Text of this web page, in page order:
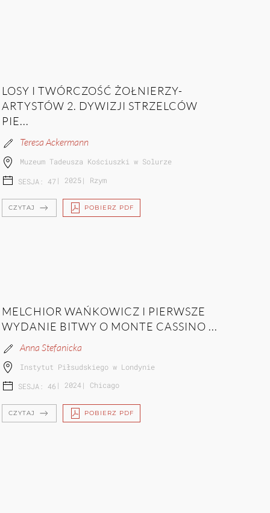
LOSY I TWÓRCZOŚĆ ŻOŁNIERZY-
ARTYSTÓW 2. DYWIZJI STRZELCÓW
PIE...
Teresa Ackermann
Muzeum Tadeusza Kościuszki w Solurze
SESJA: 47 | 2025| Rzym
CZYTAJ POBIERZ PDF
MELCHIOR WAŃKOWICZ I PIERWSZE
WYDANIE BITWY O MONTE CASSINO ...
Anna Stefanicka
Instytut Piłsudskiego w Londynie
SESJA: 46 | 2024| Chicago
CZYTAJ POBIERZ PDF